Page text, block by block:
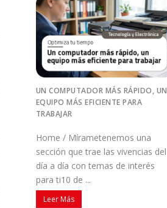
UN COMPUTADOR MÁS RÁPIDO, UN
EQUIPO MÁS EFICIENTE PARA
TRABAJAR
Home / Mírametenemos una
sección que trae las vivencias del
día a día con temas de interés
para ti10 de ...
Leer Más